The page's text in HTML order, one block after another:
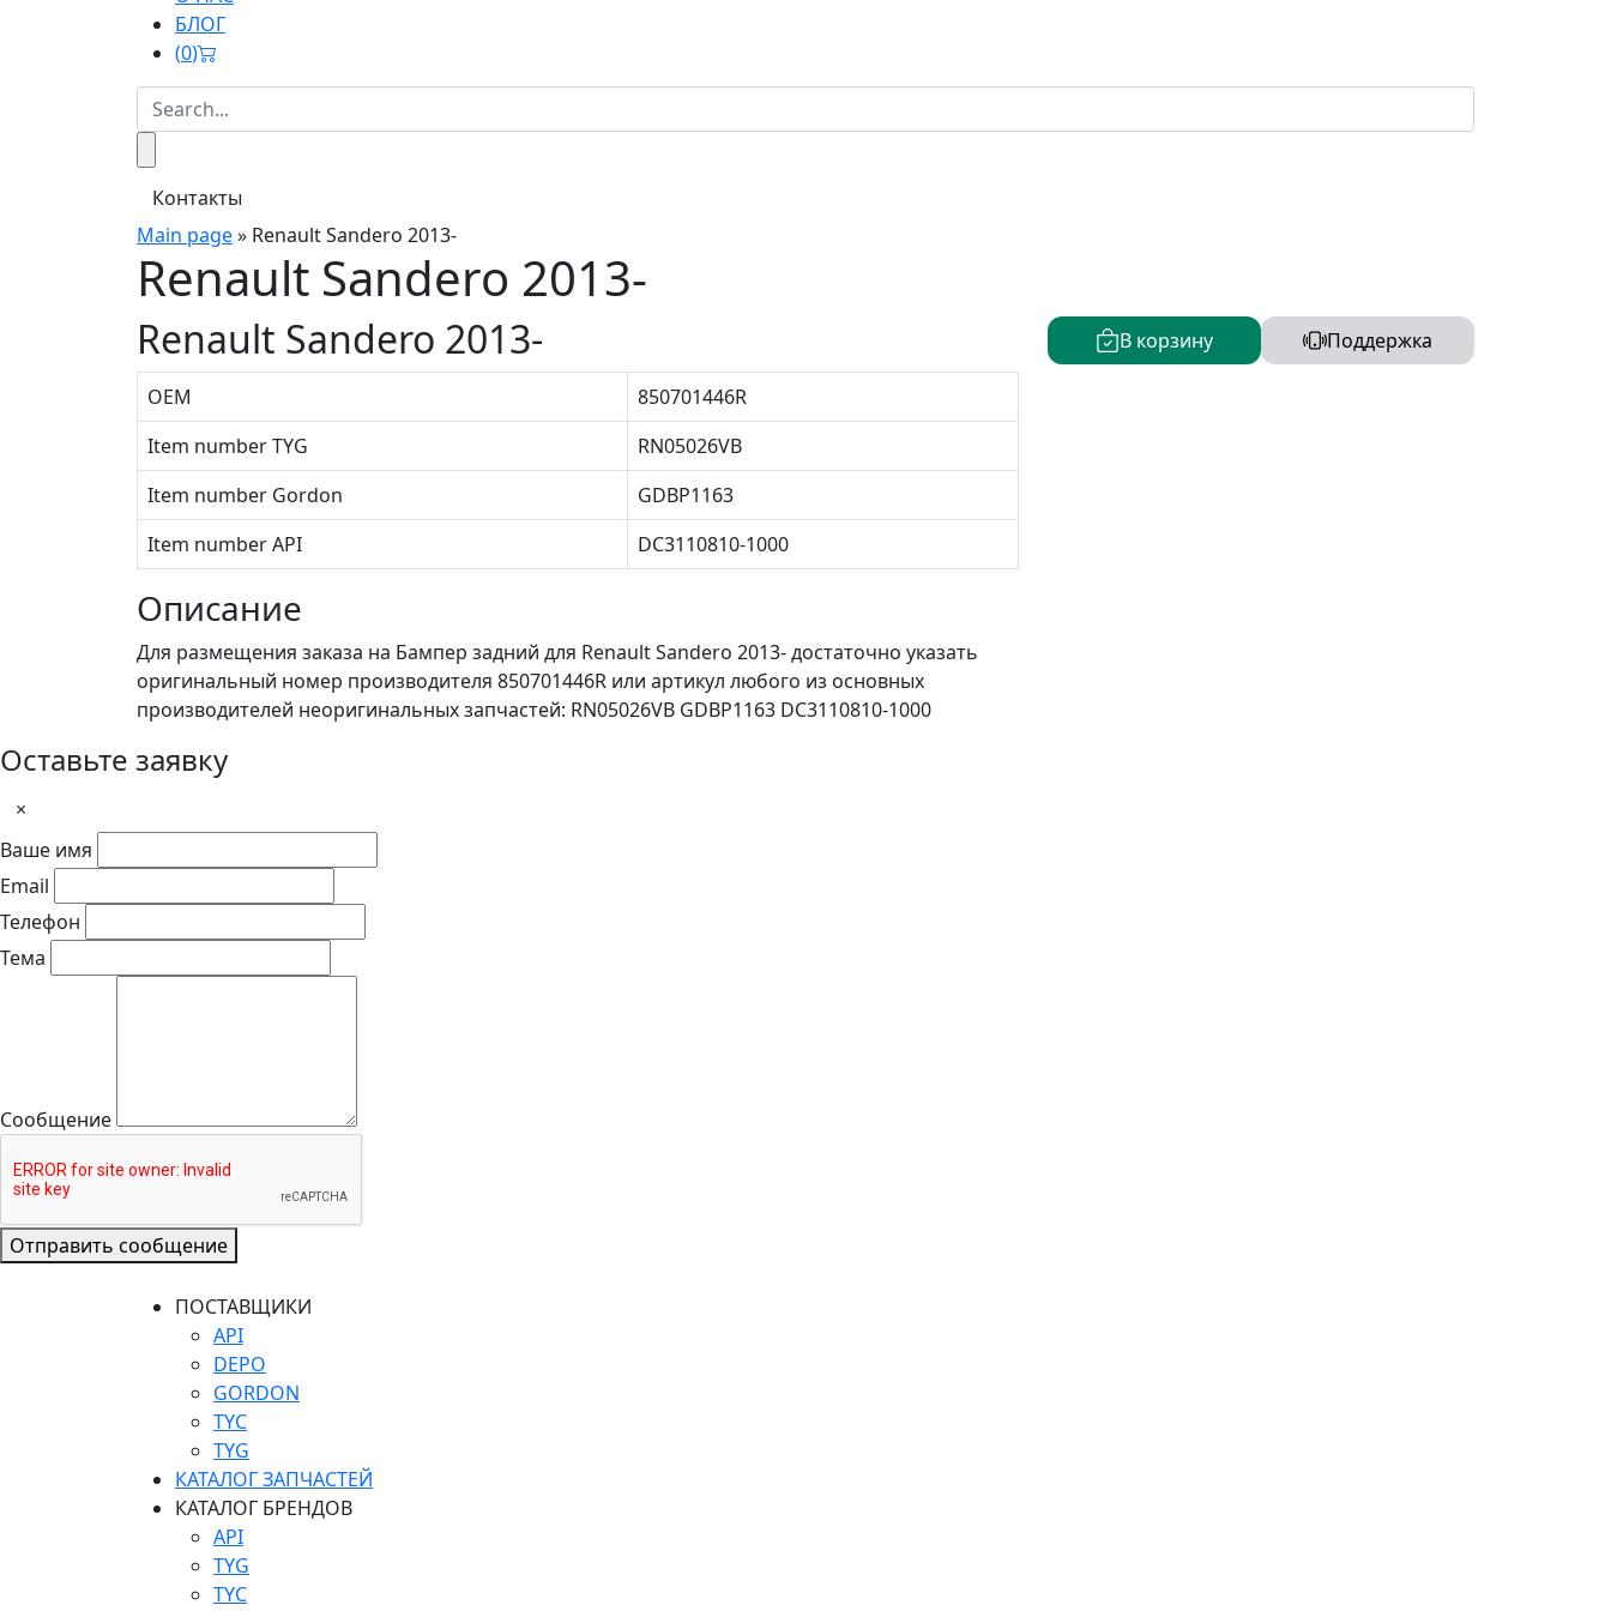
БЛОГ
(0)
Контакты
Main page» Renault Sandero 2013-
Renault Sandero 2013-
В корзину Поддержка
Renault Sandero 2013-
OEM
850701446R
Item number TYG
RN05026VB
Item number Gordon
GDBP1163
Item number API
DC3110810-1000
Описание
Для размещения заказа на Бампер задний для Renault Sandero 2013- достаточно указать
оригинальный номер производителя 850701446R или артикул любого из основных
производителей неоригинальных запчастей: RN05026VB GDBP1163 DC3110810-1000
Оставьте заявку
×
Ваше имя
Email
Телефон
Тема
Сообщение
Отправить сообщение
ПОСТАВЩИКИ
API
DEPO
GORDON
TYC
TYG
КАТАЛОГ ЗАПЧАСТЕЙ
КАТАЛОГ БРЕНДОВ
API
TYG
TYC